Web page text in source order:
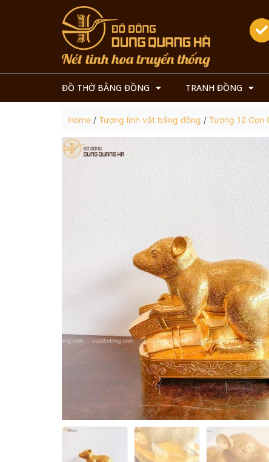
ĐỒ THỜ BẰNG ĐỒNG TRANH ĐỒNG
Home / Tượng linh vật bằng đồng / Tượng 12 Con